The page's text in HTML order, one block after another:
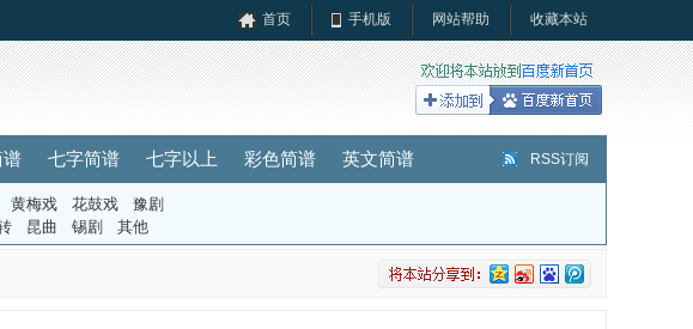
首页 手机版 网站帮助 收藏本站
谱 七字简谱 七字以上 彩色简谱 英文简谱 RSS订阅
黄梅戏 花鼓戏
豫剧
昆曲 锡剧 其他